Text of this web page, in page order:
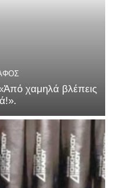
χαμηλά βλέπεις